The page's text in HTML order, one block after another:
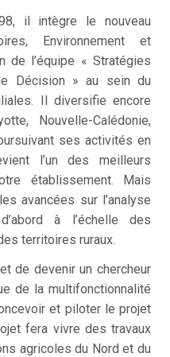
il intègre le nouveau
Environnement et
de l’équipe « Stratégies
Décision » au sein du
Il diversifie encore
Nouvelle-Calédonie,
ses activités en
l’un des meilleurs
établissement. Mais
avancées sur l’analyse
à l’échelle des
territoires ruraux.
de devenir un chercheur
de la multifonctionnalité
et piloter le projet
fera vivre des travaux
agricoles du Nord et du